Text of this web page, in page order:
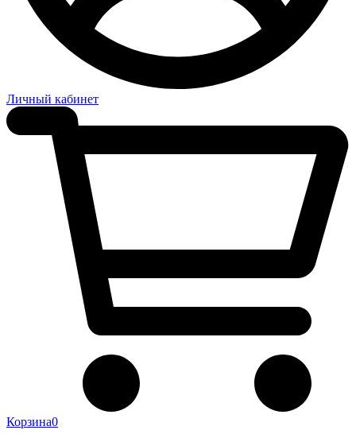
Личный кабинет
Корзина0